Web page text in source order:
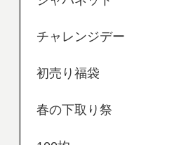
チャレンジデー
初売り福袋
春の下取り祭